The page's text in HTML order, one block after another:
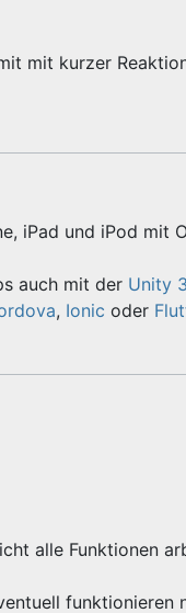
mit kurzer
iPad und iPod mit
auch mit der Unity
, Ionic oder
alle Funktionen
funktionieren